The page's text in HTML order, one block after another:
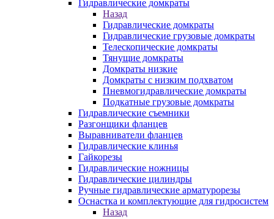
Гидравлические домкраты
Назад
Гидравлические домкраты
Гидравлические грузовые домкраты
Телескопические домкраты
Тянущие домкраты
Домкраты низкие
Домкраты с низким подхватом
Пневмогидравлические домкраты
Подкатные грузовые домкраты
Гидравлические съемники
Разгонщики фланцев
Выравниватели фланцев
Гидравлические клинья
Гайкорезы
Гидравлические ножницы
Гидравлические цилиндры
Ручные гидравлические арматурорезы
Оснастка и комплектующие для гидросистем
Назад